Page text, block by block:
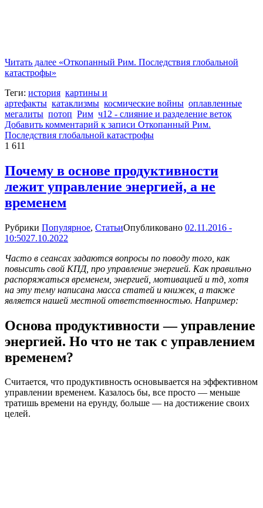
Читать далее «Откопанный Рим. Последствия глобальной
катастрофы»
Теги: история картины и
артефакты катаклизмы космические войны оплавленные
мегалиты потоп Рим ч12 - слияние и разделение веток
Добавить комментарий к записи Откопанный Рим.
Последствия глобальной катастрофы
1 611
Почему в основе продуктивности
лежит управление энергией, а не
временем
Рубрики Популярное, СтатьиОпубликовано 02.11.2016 -
10:5027.10.2022
Часто в сеансах задаются вопросы по поводу того, как
повысить свой КПД, про управление энергией. Как правильно
распоряжаться временем, энергией, мотивацией и тд, хотя
на эту тему написана масса статей и книжек, а также
является нашей местной ответственностью. Например:
Основа продуктивности — управление
энергией. Но что не так с управлением
временем?
Считается, что продуктивность основывается на эффективном
управлении временем. Казалось бы, все просто — меньше
тратишь времени на ерунду, больше — на достижение своих
целей.